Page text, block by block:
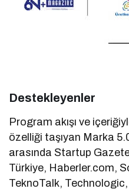
Destekleyenler
Program akışı ve
özelliği taşıyan Marka
arasında Startup
Türkiye, Haberler.com,
TeknoTalk,